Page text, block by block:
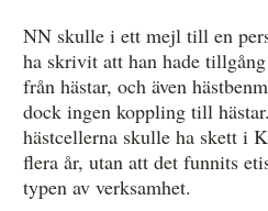
NN skulle i ett mejl till en
ha skrivit att han hade
från hästar, och även
dock ingen koppling till
hästcellerna skulle ha skett i
flera år, utan att det funnits
typen av verksamhet.